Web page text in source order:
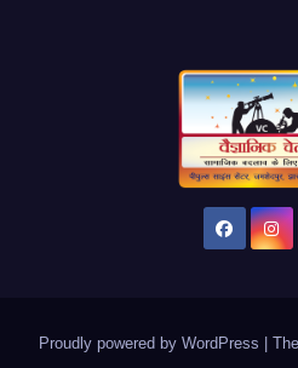
Proudly powered by WordPress